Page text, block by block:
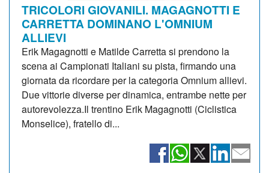
TRICOLORI GIOVANILI. MAGAGNOTTI E
CARRETTA DOMINANO L'OMNIUM
ALLIEVI
Erik Magagnotti e Matilde Carretta si prendono la
scena ai Campionati Italiani su pista, firmando una
giornata da ricordare per la categoria Omnium allievi.
Due vittorie diverse per dinamica, entrambe nette per
autorevolezza.Il trentino Erik Magagnotti (Ciclistica
Monselice), fratello di...